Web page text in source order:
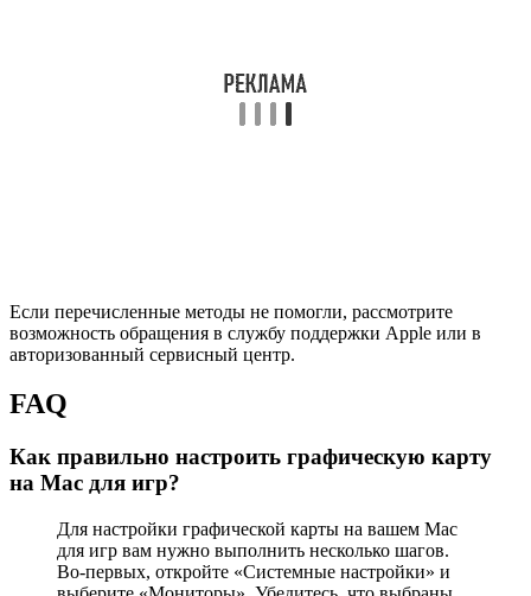
Если перечисленные методы не помогли, рассмотрите
возможность обращения в службу поддержки Apple или в
авторизованный сервисный центр.
FAQ
Как правильно настроить графическую карту
на Mac для игр?
Для настройки графической карты на вашем Mac
для игр вам нужно выполнить несколько шагов.
Во-первых, откройте «Системные настройки» и